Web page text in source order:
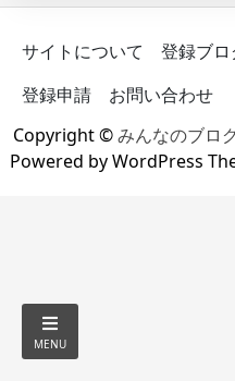
サイトについて 登録ブ
登録申請
お問い合わせ
Copyright ©みんなのブロ
Powered by WordPress
MENU